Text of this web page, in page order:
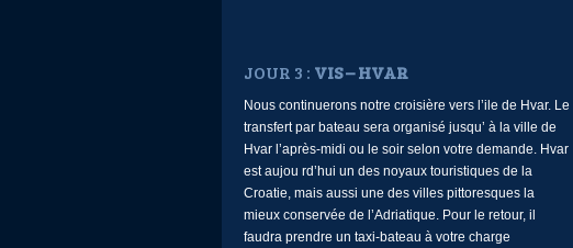
JOUR 3 : VIS – HVAR
Nous continuerons notre croisière vers l’ile de Hvar. Le
transfert par bateau sera organisé jusqu’ à la ville de
Hvar l’après-midi ou le soir selon votre demande. Hvar
est aujou rd’hui un des noyaux touristiques de la
Croatie, mais aussi une des villes pittoresques la
mieux conservée de l’Adriatique. Pour le retour, il
faudra prendre un taxi-bateau à votre charge